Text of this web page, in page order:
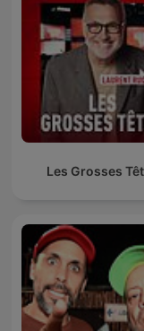
Les Grosses